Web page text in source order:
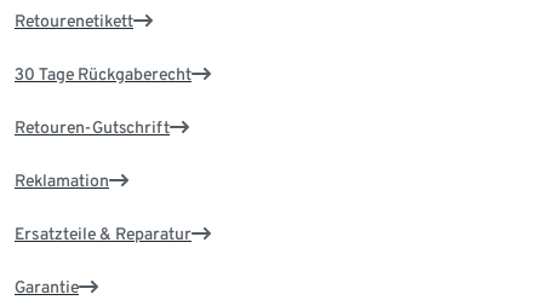
Retourenetikett
30 Tage Rückgaberecht
Retouren-Gutschrift
Reklamation
Ersatzteile & Reparatur
Garantie